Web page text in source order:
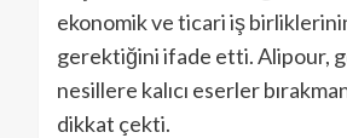
ekonomik ve ticari iş
gerektiğini ifade etti. Alipour,
nesillere kalıcı eserler
dikkat çekti.